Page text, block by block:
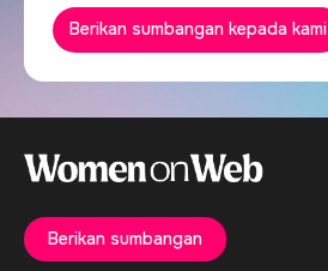
Berikan sumbangan kepada kami
Berikan sumbangan